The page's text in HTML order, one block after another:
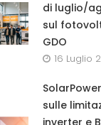
di luglio/
sul
GDO
16 Luglio
sulle